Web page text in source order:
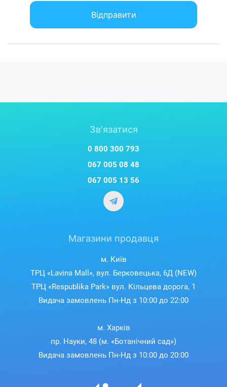
Відправити
Зв'язатися
0 800 300 793
067 005 08 48
067 005 13 56
Магазини продавця
м. Київ
ТРЦ «Lavina Mall», вул. Берковецька, 6Д (NEW)
ТРЦ «Respublika Park» вул. Кільцева дорога, 1
Видача замовлень Пн-Нд з 10:00 до 22:00
м. Харків
пр. Науки, 48 (м. «Ботанічний сад»)
Видача замовлень Пн-Нд з 10:00 до 20:00